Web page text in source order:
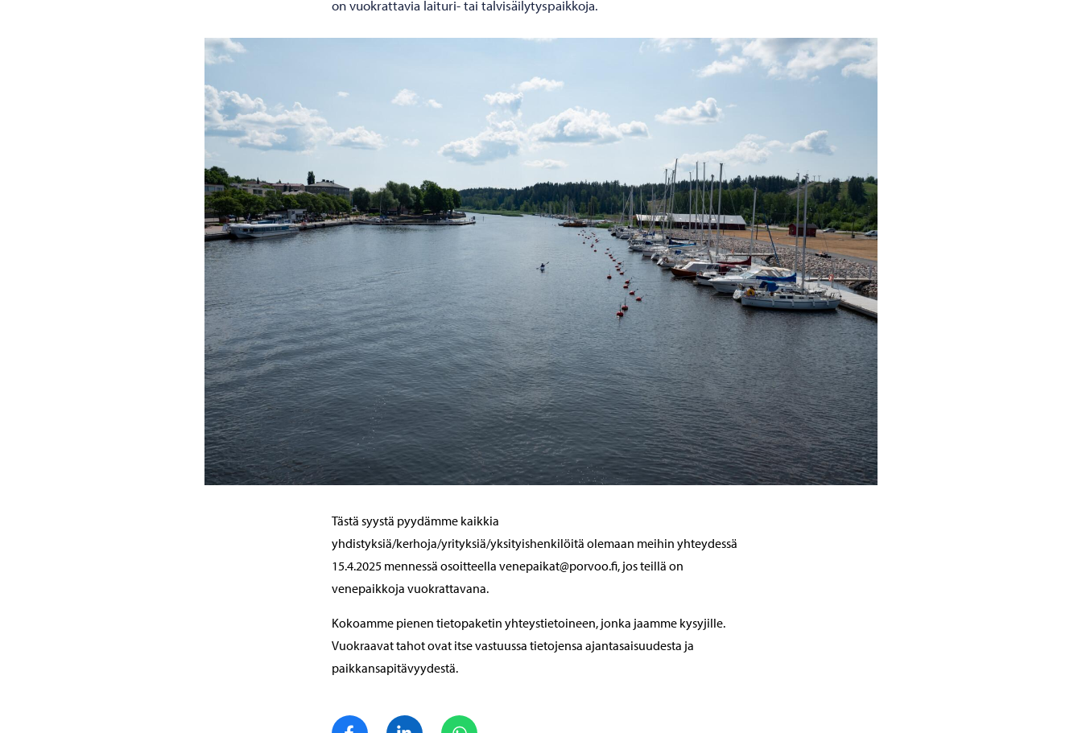
on vuokrattavia laituri- tai talvisäilytyspaikkoja.
Tästä syystä pyydämme kaikkia
yhdistyksiä/kerhoja/yrityksiä/yksityishenkilöitä olemaan meihin yhteydessä
15.4.2025 mennessä osoitteella venepaikat@porvoo.fi, jos teillä on
venepaikkoja vuokrattavana.
Kokoamme pienen tietopaketin yhteystietoineen, jonka jaamme kysyjille.
Vuokraavat tahot ovat itse vastuussa tietojensa ajantasaisuudesta ja
paikkansapitävyydestä.
Jaa FacebookJaa LinkedIn